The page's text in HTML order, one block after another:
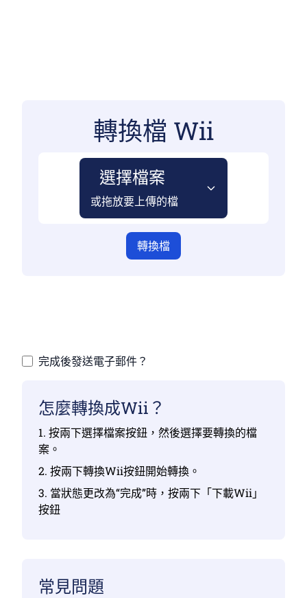
轉換檔 Wii
選擇檔案
或拖放要上傳的檔
轉換檔
完成後發送電子郵件？
怎麼轉換成Wii？
1. 按兩下選擇檔案按鈕，然後選擇要轉換的檔
案。
2. 按兩下轉換Wii按鈕開始轉換。
3. 當狀態更改為“完成”時，按兩下「下載Wii」
按鈕
常見問題